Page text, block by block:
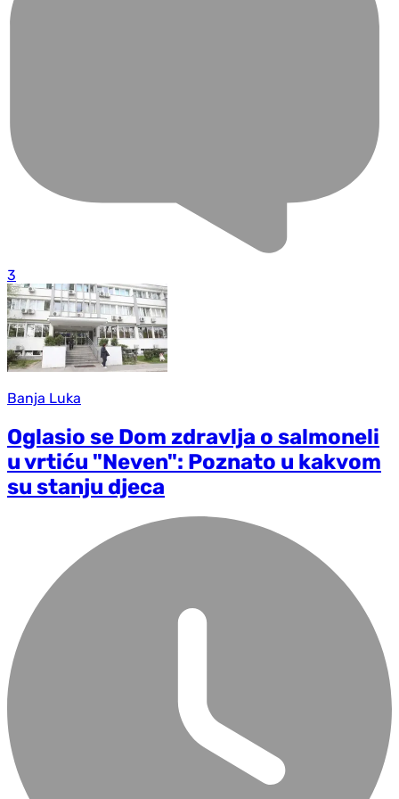
3
Banja Luka
Oglasio se Dom zdravlja o salmoneli
u vrtiću "Neven": Poznato u kakvom
su stanju djeca